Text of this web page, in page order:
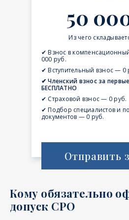
50
Из чего
✔ Взнос в
000 руб.
✔ Вступительный взнос — 0
✔ Членский взнос за
БЕСПЛАТНО
✔ Страховой взнос — 0 руб.
✔ Подбор специалистов и
документов — 0 руб.
Отправить
Кому обязательно
допуск СРО